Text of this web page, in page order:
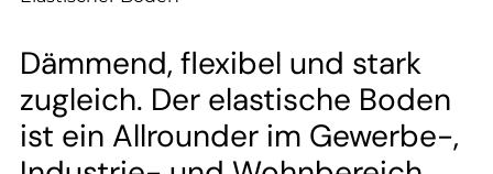
Dämmend, flexibel und stark
zugleich. Der elastische Boden
ist ein Allrounder im Gewerbe-,